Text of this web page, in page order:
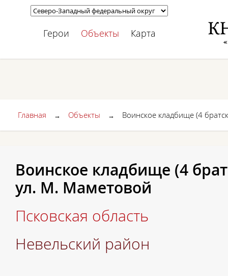
Герои Объекты Карта
Главная → Объекты → Воинское кладбище (4
Воинское кладбище (4
ул. М. Маметовой
Псковская область
Невельский район